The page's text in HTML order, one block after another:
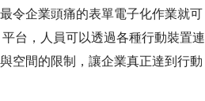
令企業頭痛的表單電子化作業就可
台，人員可以透過各種行動裝置連
空間的限制，讓企業真正達到行動